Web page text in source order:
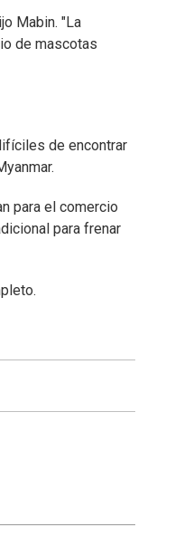
Mabin. "La
de mascotas
de encontrar
para el comercio
para frenar